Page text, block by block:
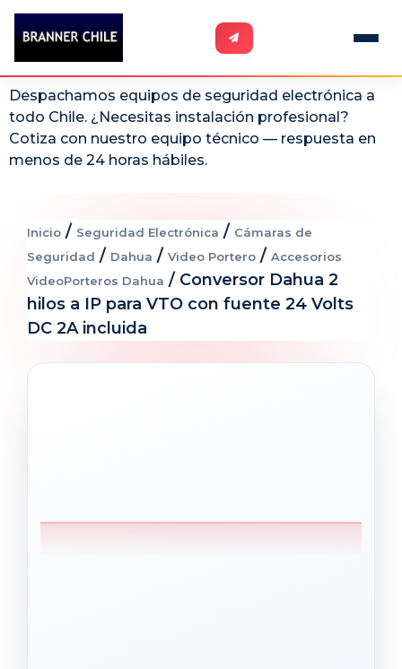
Despachamos equipos de seguridad electrónica a
todo Chile. ¿Necesitas instalación profesional?
Cotiza con nuestro equipo técnico — respuesta en
menos de 24 horas hábiles.
Inicio / Seguridad Electrónica / Cámaras de
Seguridad / Dahua / Video Portero / Accesorios
VideoPorteros Dahua / Conversor Dahua 2
hilos a IP para VTO con fuente 24 Volts
DC 2A incluida